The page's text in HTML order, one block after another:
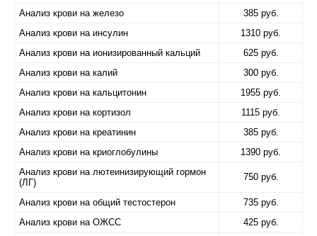
Анализ крови на железо
385 руб.
Анализ крови на инсулин
1310 руб.
Анализ крови на ионизированный кальций
625 руб.
Анализ крови на калий
300 руб.
Анализ крови на кальцитонин
1955 руб.
Анализ крови на кортизол
1115 руб.
Анализ крови на креатинин
385 руб.
Анализ крови на криоглобулины
1390 руб.
Анализ крови на лютеинизирующий гормон
(ЛГ)
750 руб.
Анализ крови на общий тестостерон
735 руб.
Анализ крови на ОЖСС
425 руб.